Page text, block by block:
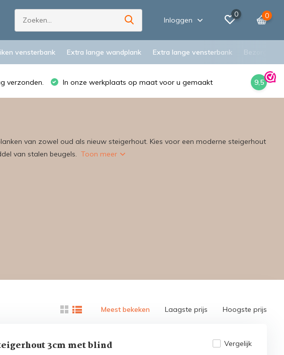
Inloggen
0 0
vensterbank Extra lange wandplank Extra lange vensterbank Bezorging
verzonden. In onze werkplaats op maat voor u gemaakt 9,5
van zowel oud als nieuw steigerhout. Kies voor een moderne steigerhout
van stalen beugels. Toon meer
Meest bekeken Laagste prijs Hoogste prijs
3cm met blind
Vergelijk